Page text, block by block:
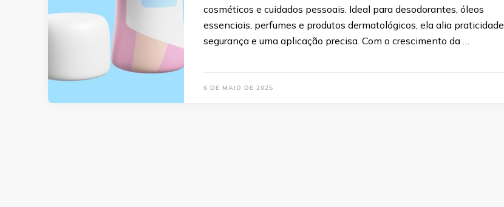
cosméticos e cuidados pessoais. Ideal para desodorantes, óleos
essenciais, perfumes e produtos dermatológicos, ela alia praticidade,
segurança e uma aplicação precisa. Com o crescimento da …
6 DE MAIO DE 2025